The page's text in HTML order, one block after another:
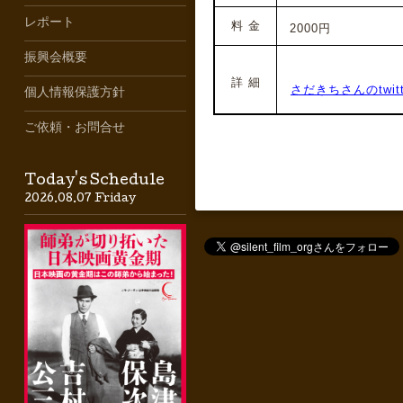
料 金 2000円
詳 細
さだきちさんの
レポート
振興会概要
個人情報保護方針
ご依頼・お問合せ
Today's Schedule
2026.08.07 Friday